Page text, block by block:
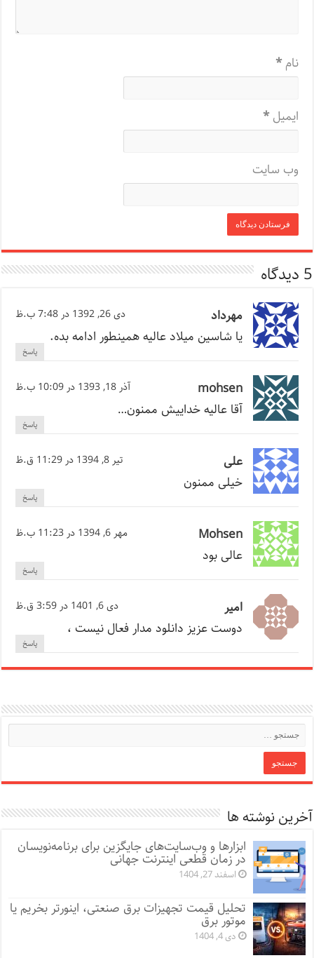
نام*
ایمیل*
وب‌ سایت
5 دیدگاه
مهرداد دی 26, 1392 در 7:48 ب.ظ
یا شاسین میلاد عالیه همینطور ادامه بده.
پاسخ
mohsen آذر 18, 1393 در 10:09 ب.ظ
آقا عالیه خداییش ممنون…
پاسخ
علی تیر 8, 1394 در 11:29 ق.ظ
خیلی ممنون
پاسخ
Mohsen مهر 6, 1394 در 11:23 ب.ظ
عالی بود
پاسخ
امیر دی 6, 1401 در 3:59 ق.ظ
دوست عزیز دانلود مدار فعال نیست ،
پاسخ
آخرین نوشته ها
ابزارها و وب‌سایت‌های جایگزین برای برنامه‌نویسان
در زمان قطعی اینترنت جهانی
اسفند 27, 1404
تحلیل قیمت تجهیزات برق صنعتی، اینورتر بخریم یا
موتور برق
دی 4, 1404